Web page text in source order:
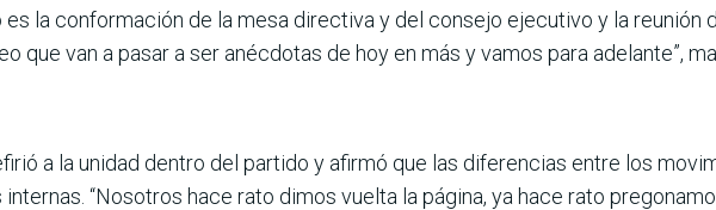
es la conformación de la mesa directiva y del consejo ejecutivo y la reunión
que van a pasar a ser anécdotas de hoy en más y vamos para adelante”,
a la unidad dentro del partido y afirmó que las diferencias entre los
“Nosotros hace rato dimos vuelta la página, ya hace rato